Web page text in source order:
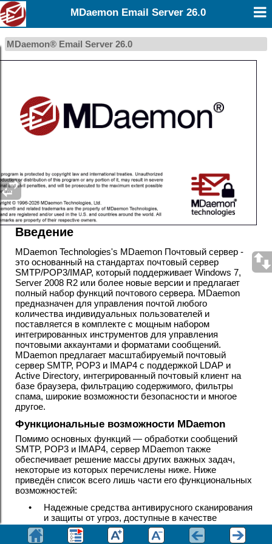
MDaemon Email Server 26.0
MDaemon® Email Server 26.0
Введение
MDaemon Technologies's MDaemon Почтовый сервер -
это основанный на стандартах почтовый сервер
SMTP/POP3/IMAP, который поддерживает Windows 7,
Server 2008 R2 или более новые версиии предлагает
полный набор функций почтового сервера. MDaemon
предназначен для управления почтой любого
количества индивидуальных пользователей и
поставляется в комплекте с мощным набором
интегрированных инструментов для управления
почтовыми аккаунтами и форматами сообщений.
MDaemon предлагает масштабируемый почтовый
сервер SMTP, POP3 и IMAP4 с поддержкой LDAP и
Active Directory, интегрированный почтовый клиент на
базе браузера, фильтрацию содержимого, фильтры
спама, широкие возможности безопасности и многое
другое.
Функциональные возможности MDaemon
Помимо основных функций — обработки сообщений
SMTP, POP3 и IMAP4, сервер MDaemon также
обеспечивает решение массы других важных задач,
некоторые из которых перечислены ниже. Ниже
приведён список всего лишь части его функциональных
возможностей:
•
Надежные средства антивирусного сканирования
и защиты от угроз, доступные в качестве
дополнения к вашей лицензии MDaemon или
MDaemon Private Cloud. Пользователям